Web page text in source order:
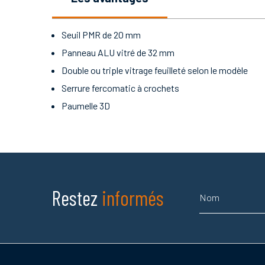
Seuil PMR de 20 mm
Panneau ALU vitré de 32 mm
Double ou triple vitrage feuilleté selon le modèle
Serrure fercomatic à crochets
Paumelle 3D
Restez informés